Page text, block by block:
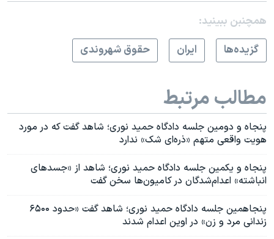
همچنبن ببینید:
گزيده‌ها
ايران حقوق شهروندی
مطالب مرتبط
پنجاه و دومین جلسه دادگاه حمید نوری؛ شاهد گفت که در مورد
هویت واقعی متهم «ذره‌ای شک» ندارد
پنجاه و یکمین جلسه دادگاه حمید نوری؛ شاهد از «جسدهای
انباشته» اعدام‌شدگان در کامیون‌ها سخن گفت
پنجاهمین جلسه دادگاه حمید نوری؛ شاهد گفت «حدود ۶۵۰۰
زندانی مرد و زن» در اوین اعدام شدند